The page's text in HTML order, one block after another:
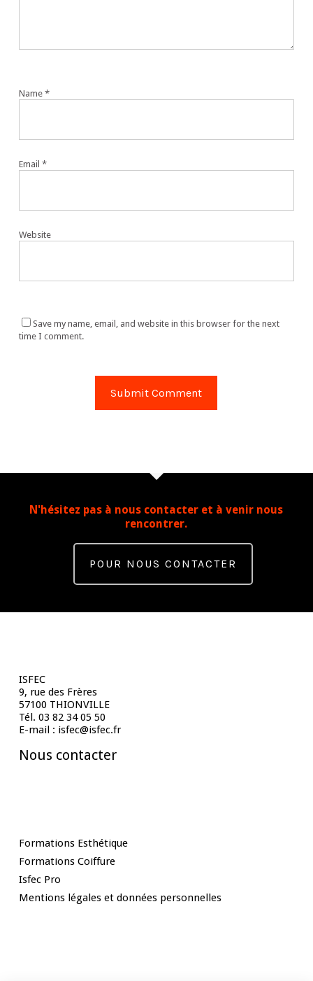
Name *
Email *
Website
Save my name, email, and website in this browser for the next
time I comment.
N'hésitez pas à nous contacter et à venir nous
rencontrer.
POUR NOUS CONTACTER
ISFEC
9, rue des Frères
57100 THIONVILLE
Tél. 03 82 34 05 50
E-mail : isfec@isfec.fr
Nous contacter
Formations Esthétique
Formations Coiffure
Isfec Pro
Mentions légales et données personnelles